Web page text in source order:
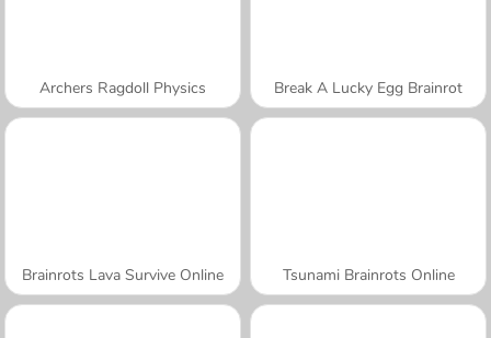
Archers Ragdoll Physics Break A Lucky Egg Brainrot
Brainrots Lava Survive Online Tsunami Brainrots Online